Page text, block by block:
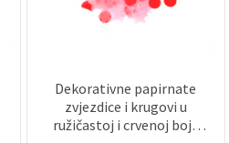
Dekorativne papirnate
zvjezdice i krugovi u
ružičastoj i crvenoj boji,